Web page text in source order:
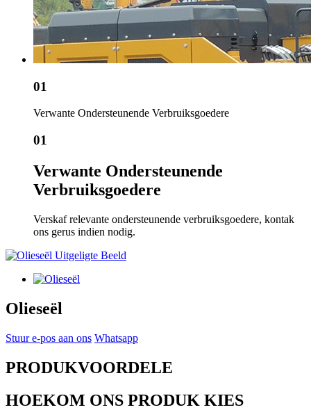
01
Verwante Ondersteunende Verbruiksgoedere
01
Verwante Ondersteunende
Verbruiksgoedere
Verskaf relevante ondersteunende verbruiksgoedere, kontak
ons ​​gerus indien nodig.
Olieseël
Stuur e-pos aan ons Whatsapp
PRODUKVOORDELE
HOEKOM ONS PRODUK KIES